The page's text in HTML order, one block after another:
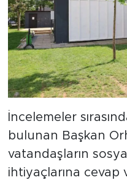
İncelemeler
bulunan Başkan
vatandaşların
ihtiyaçlarına cevap